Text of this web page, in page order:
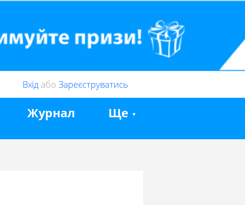
Вхід або Зареєструватись
Журнал Ще